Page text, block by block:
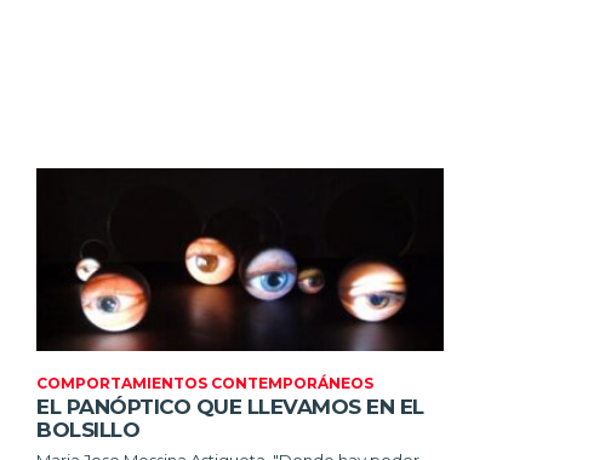
COMPORTAMIENTOS CONTEMPORÁNEOS
EL PANÓPTICO QUE LLEVAMOS EN EL
BOLSILLO